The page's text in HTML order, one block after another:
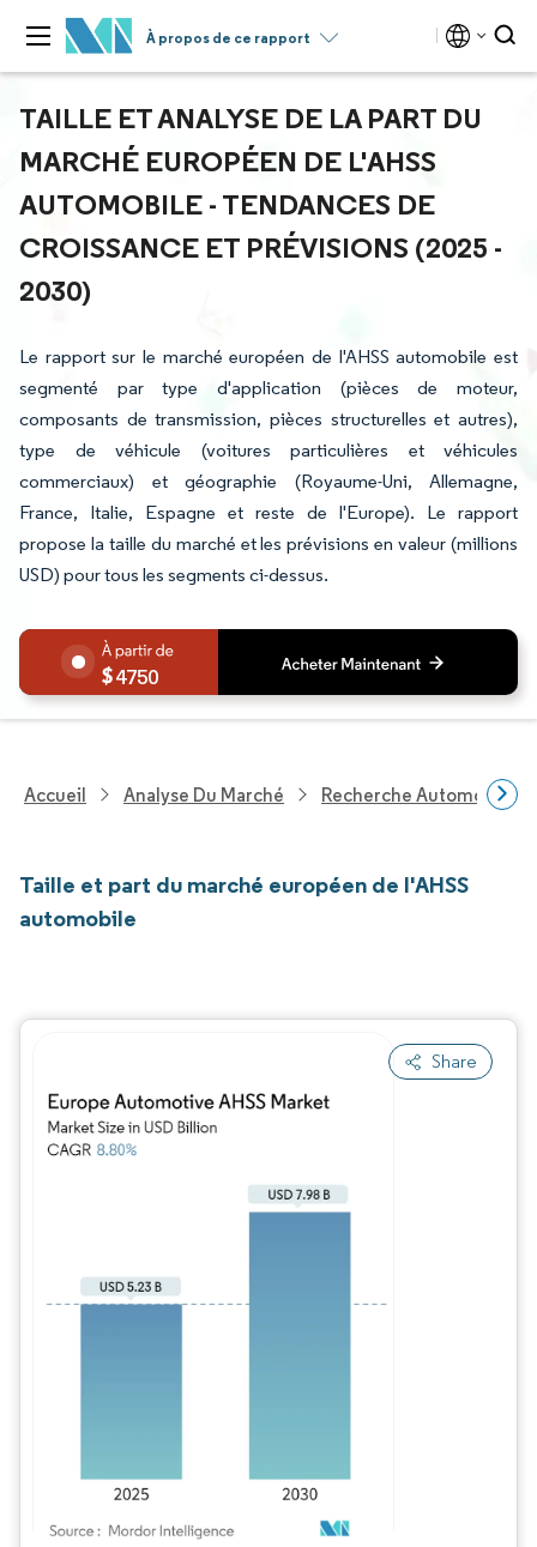
À propos de ce rapport
TAILLE ET ANALYSE DE LA PART DU
MARCHÉ EUROPÉEN DE L'AHSS
AUTOMOBILE - TENDANCES DE
CROISSANCE ET PRÉVISIONS (2025 -
2030)
Le rapport sur le marché européen de l'AHSS automobile est
segmenté par type d'application (pièces de moteur,
composants de transmission, pièces structurelles et autres),
type de véhicule (voitures particulières et véhicules
commerciaux) et géographie (Royaume-Uni, Allemagne,
France, Italie, Espagne et reste de l'Europe). Le rapport
propose la taille du marché et les prévisions en valeur (millions
USD) pour tous les segments ci-dessus.
4750
Accueil Analyse Du Marché Recherche Automobile
Taille et part du marché européen de l'AHSS
automobile
Share